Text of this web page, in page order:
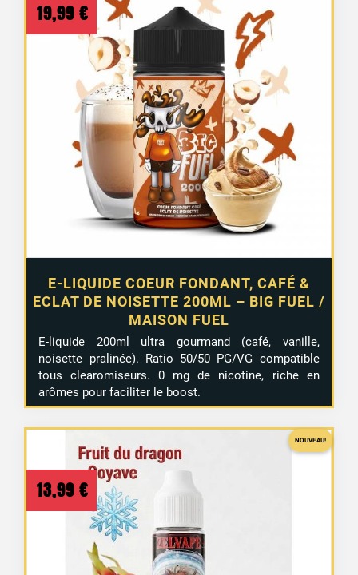
E-LIQUIDE COEUR FONDANT, CAFÉ &
ECLAT DE NOISETTE 200ML – BIG FUEL /
MAISON FUEL
19,99 €
E-liquide 200ml ultra gourmand (café, vanille,
noisette pralinée). Ratio 50/50 PG/VG compatible
tous clearomiseurs. 0 mg de nicotine, riche en
arômes pour faciliter le boost.
NOUVEAU!
13,99 €